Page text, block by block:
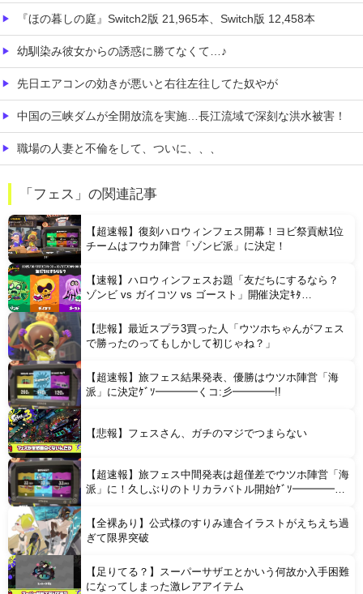
『ほの暮しの庭』Switch2版 21,965本、Switch版 12,458本
幼馴染み彼女からの誘惑に勝てなくて…♪
先日エアコンの効きが悪いと右往左往してた奴やが
中国の三峡ダムが全開放流を実施…長江流域で深刻な洪水被害！
職場の人妻と不倫をして、ついに、、、
【発見】 発達っぽい奴の共通点って『立場を理解できない』だよな
Powered by livedoor 相互RSS
「フェス」の関連記事
【超速報】復刻ハロウィンフェス開幕！ヨビ祭貢献1位
チームはフウカ陣営「ゾンビ派」に決定！
【速報】ハロウィンフェスお題「友だちにするなら？
ゾンビ vs ガイコツ vs ゴースト」開催決定ｷﾀ
【悲報】最近スプラ3買った人「ウツホちゃんがフェス
で勝ったのってもしかして初じゃね？」
【超速報】旅フェス結果発表、優勝はウツホ陣営「海
派」に決定ｹﾞｿ━━━━くコ:彡━━━━!!
【悲報】フェスさん、ガチのマジでつまらない
【超速報】旅フェス中間発表は超僅差でウツホ陣営「海
派」に！久しぶりのトリカラバトル開始ｹﾞｿ━━━━く
【全裸あり】公式様のすりみ連合イラストがえちえち過
ぎて限界突破
【足りてる？】スーパーサザエとかいう何故か入手困難
になってしまった激レアアイテム